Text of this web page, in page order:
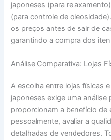
japoneses (para
(para controle de
os preços antes de sair de
garantindo a compra dos
Análise Comparativa: Lojas
A escolha entre lojas físicas
japoneses exige uma análise
proporcionam a benefício de
pessoalmente, avaliar a
detalhadas de vendedores.